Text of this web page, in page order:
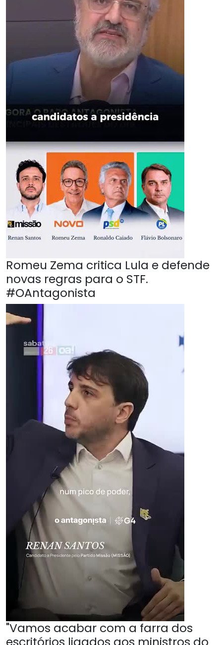
Romeu Zema critica Lula e defende
novas regras para o STF.
#OAntagonista
"Vamos acabar com a farra dos